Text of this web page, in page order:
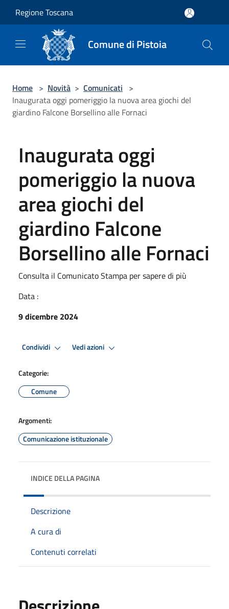
Regione Toscana
Comune di Pistoia
Home > Novità > Comunicati >
Inaugurata oggi pomeriggio la nuova area giochi del
giardino Falcone Borsellino alle Fornaci
Inaugurata oggi
pomeriggio la nuova
area giochi del
giardino Falcone
Borsellino alle Fornaci
Consulta il Comunicato Stampa per sapere di più
Data :
9 dicembre 2024
Condividi Vedi azioni
Categorie:
Comune
Argomenti:
Comunicazione istituzionale
INDICE DELLA PAGINA
Descrizione
A cura di
Contenuti correlati